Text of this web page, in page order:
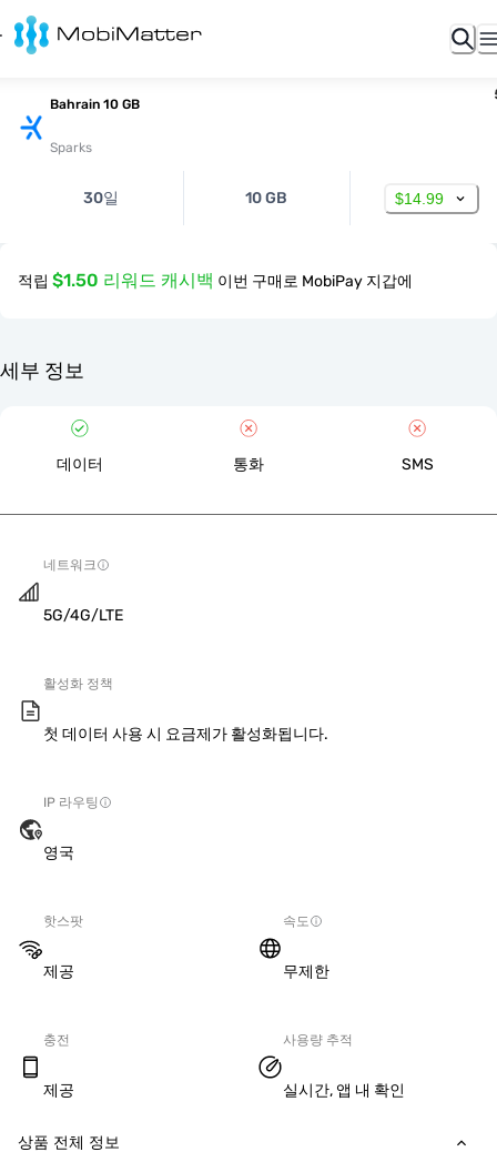
Bahrain 10 GB
Sparks
30일 10 GB $14.99
적립 $1.50 리워드 캐시백 이번 구매로 MobiPay 지갑에
세부 정보
데이터 통화 SMS
네트워크
5G/4G/LTE
활성화 정책
첫 데이터 사용 시 요금제가 활성화됩니다.
IP 라우팅
영국
핫스팟
제공
속도
무제한
충전
제공
사용량 추적
실시간, 앱 내 확인
상품 전체 정보